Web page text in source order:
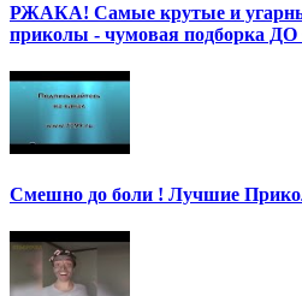
РЖАКА! Самые крутые и
приколы - чумовая подборка
Смешно до боли ! Лучшие